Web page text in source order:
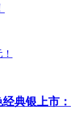
典银上市：